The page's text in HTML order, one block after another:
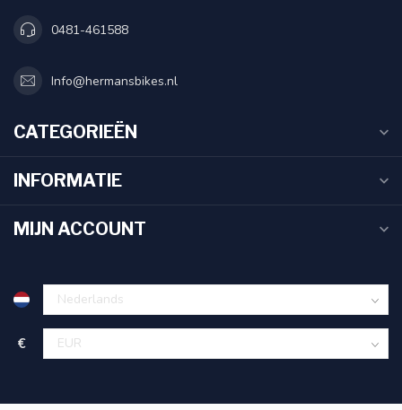
0481-461588
Info@hermansbikes.nl
CATEGORIEËN
INFORMATIE
MIJN ACCOUNT
€